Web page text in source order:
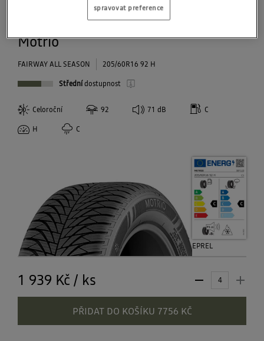
Motrio
FAIRWAY ALL SEASON 205/60R16 92 H
Střednídostupnost
Celoroční 92 71 dB C
H C
EPREL
1 939 Kč / ks
PŘIDAT DO KOŠÍKU 7756 KČ
spravovat preference